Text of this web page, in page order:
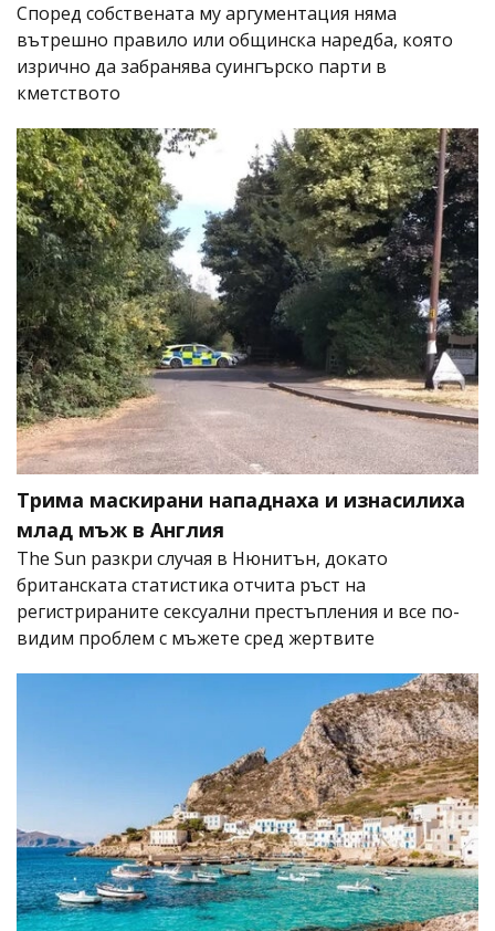
Според собствената му аргументация няма
вътрешно правило или общинска наредба, която
изрично да забранява суингърско парти в
кметството
Трима маскирани нападнаха и изнасилиха
млад мъж в Англия
The Sun разкри случая в Нюнитън, докато
британската статистика отчита ръст на
регистрираните сексуални престъпления и все по-
видим проблем с мъжете сред жертвите